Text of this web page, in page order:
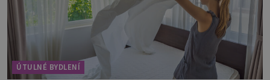
ÚTULNÉ BYDLENÍ